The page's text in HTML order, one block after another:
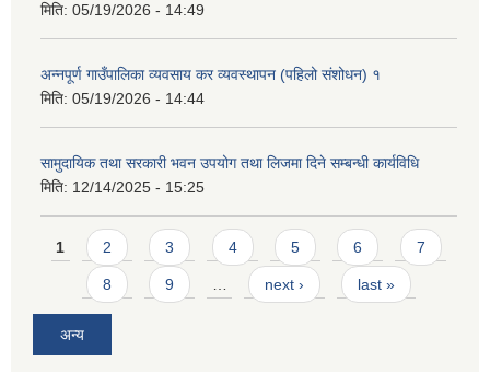
मिति: 05/19/2026 - 14:49
अन्नपूर्ण गाउँपालिका व्यवसाय कर व्यवस्थापन (पहिलो संशोधन) १
मिति: 05/19/2026 - 14:44
सामुदायिक तथा सरकारी भवन उपयोग तथा लिजमा दिने सम्बन्धी कार्यविधि
मिति: 12/14/2025 - 15:25
Pages
1 2 3 4 5 6 7
8 9 next › last »
अन्य